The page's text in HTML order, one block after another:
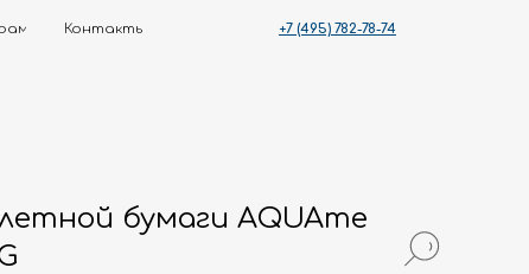
+7 (495) 782-78-74
бумаги AQUAme